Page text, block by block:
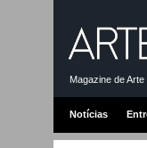
Magazine de Arte
Notícias